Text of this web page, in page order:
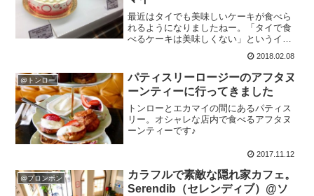
最近はタイでも美味しいケーキが食べら
れるようになりましたねー。「タイで食
べるケーキは美味しくない」というイメ
います。甘いものが食べたくて、12月に
オープンした美味しいケーキ屋さんに行
ってきました。Chat...
2018.02.08
@トンロー
パティスリーロージーのアフタヌ
ーンティーに行ってきました
トンローとエカマイの間にあるパティス
リー。オシャレな店内で食べるアフタヌ
ーンティーです♪
2017.11.12
@プロンポン
カラフルで素敵な隠れ家カフェ。
Serendib（セレンディブ）@ソ